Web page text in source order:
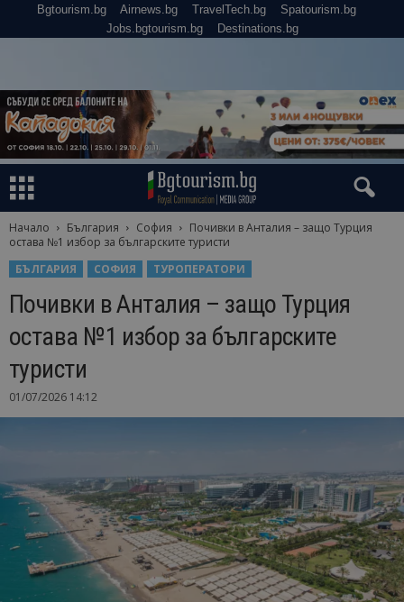
Bgtourism.bg Airnews.bg TravelTech.bg
Spatourism.bg
Jobs.bgtourism.bg
Destinations.bg
Начало България София
Почивки в Анталия – защо Турция
остава №1 избор за българските туристи
БЪЛГАРИЯ
СОФИЯ ТУРОПЕРАТОРИ
Почивки в Анталия – защо Турция
остава №1 избор за българските
туристи
01/07/2026 14:12